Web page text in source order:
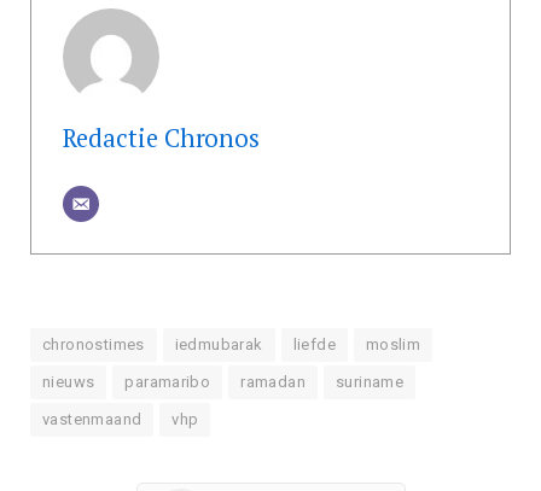
Redactie Chronos
chronostimes iedmubarak liefde moslim
nieuws paramaribo ramadan suriname
vastenmaand vhp